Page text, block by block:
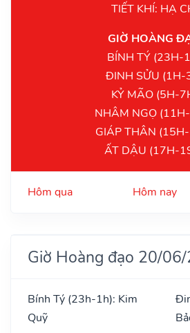
TIẾT KHÍ: HẠ
GIỜ HOÀNG
BÍNH TÝ (23H-
ĐINH SỬU (1H-
KỶ MÃO (5H-
NHÂM NGỌ
GIÁP THÂN
ẤT DẬU (17H-
Hôm qua Hôm nay
Giờ Hoàng đạo 20/
Bính Tý (23h-1h): Kim
Quỹ